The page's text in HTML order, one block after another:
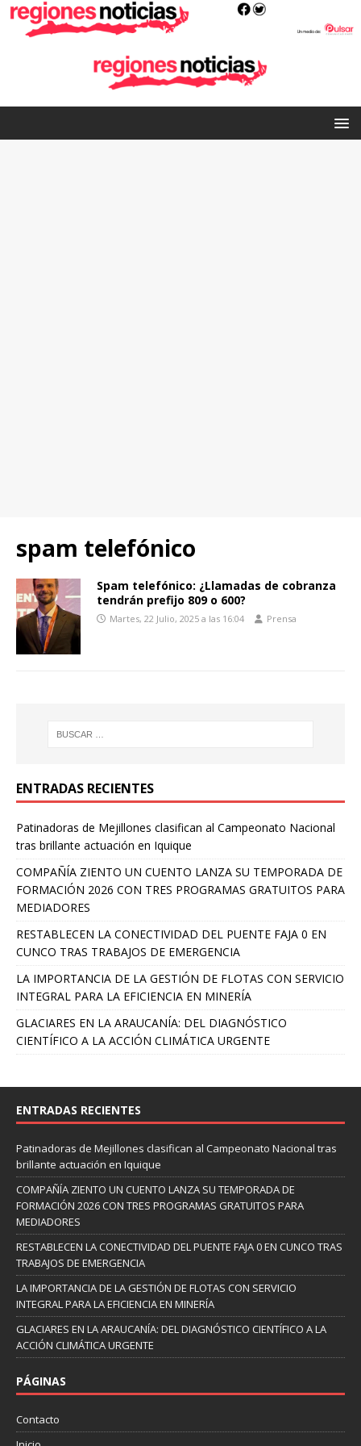
spam telefónico
Spam telefónico: ¿Llamadas de cobranza
tendrán prefijo 809 o 600?
Martes, 22 Julio, 2025 a las 16:04 Prensa
ENTRADAS RECIENTES
Patinadoras de Mejillones clasifican al Campeonato Nacional
tras brillante actuación en Iquique
COMPAÑÍA ZIENTO UN CUENTO LANZA SU TEMPORADA DE
FORMACIÓN 2026 CON TRES PROGRAMAS GRATUITOS PARA
MEDIADORES
RESTABLECEN LA CONECTIVIDAD DEL PUENTE FAJA 0 EN
CUNCO TRAS TRABAJOS DE EMERGENCIA
LA IMPORTANCIA DE LA GESTIÓN DE FLOTAS CON SERVICIO
INTEGRAL PARA LA EFICIENCIA EN MINERÍA
GLACIARES EN LA ARAUCANÍA: DEL DIAGNÓSTICO
CIENTÍFICO A LA ACCIÓN CLIMÁTICA URGENTE
ENTRADAS RECIENTES
Patinadoras de Mejillones clasifican al Campeonato Nacional tras
brillante actuación en Iquique
COMPAÑÍA ZIENTO UN CUENTO LANZA SU TEMPORADA DE
FORMACIÓN 2026 CON TRES PROGRAMAS GRATUITOS PARA
MEDIADORES
RESTABLECEN LA CONECTIVIDAD DEL PUENTE FAJA 0 EN CUNCO TRAS
TRABAJOS DE EMERGENCIA
LA IMPORTANCIA DE LA GESTIÓN DE FLOTAS CON SERVICIO
INTEGRAL PARA LA EFICIENCIA EN MINERÍA
GLACIARES EN LA ARAUCANÍA: DEL DIAGNÓSTICO CIENTÍFICO A LA
ACCIÓN CLIMÁTICA URGENTE
PÁGINAS
Contacto